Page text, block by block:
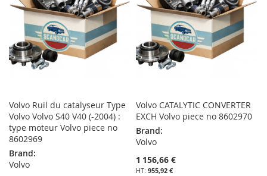
D’ENVIE
Volvo Ruil du catalyseur Type
Volvo Volvo S40 V40 (-2004) :
type moteur Volvo piece no
8602969
Brand:
Volvo
Volvo CATALYTIC CONVERTER
EXCH Volvo piece no 8602970
Brand:
Volvo
1 156,66 €
955,92 €